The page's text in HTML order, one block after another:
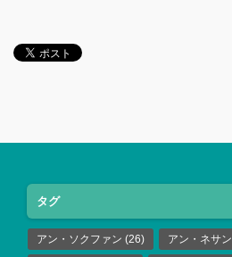
タグ
アン・ソクファン (26) アン・ネサン